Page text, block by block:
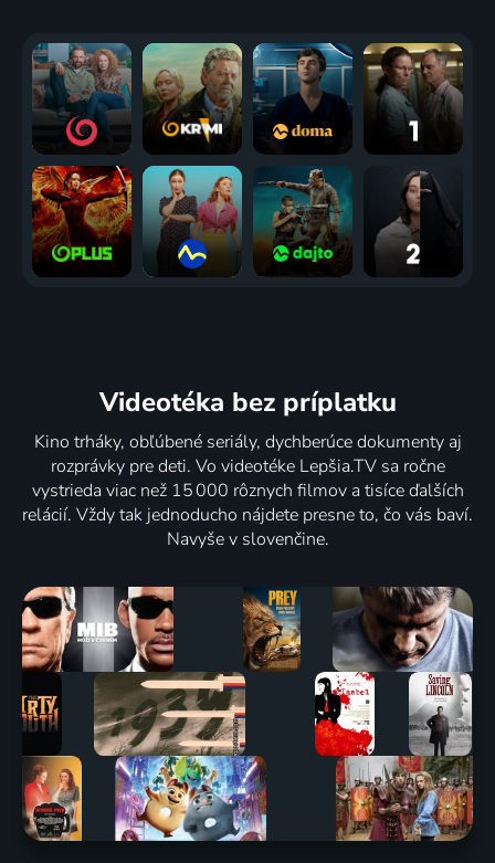
Videotéka bez príplatku
Kino trháky, obľúbené seriály, dychberúce dokumenty aj
rozprávky pre deti. Vo videotéke Lepšia.TV sa ročne
vystrieda viac než 15 000 rôznych filmov a tisíce ďalších
relácií. Vždy tak jednoducho nájdete presne to, čo vás baví.
Navyše v slovenčine.